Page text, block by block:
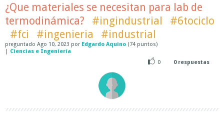
¿Que materiales se necesitan para lab de
termodinámica?
#ingindustrial
#6tociclo
#fci
#ingenieria #industrial
preguntado Ago 10, 2023 por Edgardo Aquino (74 puntos)
| Ciencias e Ingeniería
0
0respuestas